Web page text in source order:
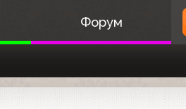
Форум